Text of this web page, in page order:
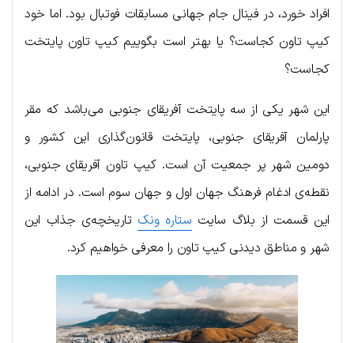
افراد خورد، در فینال جام جهانی مسابقات فوتبال بود. اما خود
کیپ تاون کجاست؟ یا بهتر است بگوییم کیپ تاون پایتخت
کجاست؟
این شهر یکی از سه پایتخت آفریقای جنوبی می‌باشد که مقر
پارلمان آفریقای جنوبی، پایتخت قانون‌گذاری این کشور و
دومین شهر پر جمعیت آن است. کیپ تاون آفریقای جنوبی،
نقطه‌ی ادغام فرهنگ جهان اول و جهان سوم است. در ادامه از
این قسمت از بلاگ سایت ستاره ونک تاریخچه‌ی جذاب این
شهر و مناطق دیدنی کیپ تاون را معرفی خواهیم کرد.